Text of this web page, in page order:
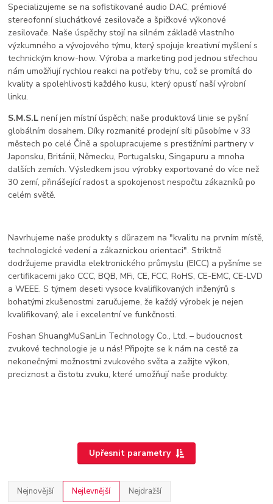
Specializujeme se na sofistikované audio DAC, prémiové
stereofonní sluchátkové zesilovače a špičkové výkonové
zesilovače. Naše úspěchy stojí na silném základě vlastního
výzkumného a vývojového týmu, který spojuje kreativní myšlení s
technickým know-how. Výroba a marketing pod jednou střechou
nám umožňují rychlou reakci na potřeby trhu, což se promítá do
kvality a spolehlivosti každého kusu, který opustí naší výrobní
linku.
S.M.S.L není jen místní úspěch; naše produktová linie se pyšní
globálním dosahem. Díky rozmanité prodejní síti působíme v 33
městech po celé Číně a spolupracujeme s prestižními partnery v
Japonsku, Británii, Německu, Portugalsku, Singapuru a mnoha
dalších zemích. Výsledkem jsou výrobky exportované do více než
30 zemí, přinášející radost a spokojenost nespočtu zákazníků po
celém světě.
Navrhujeme naše produkty s důrazem na "kvalitu na prvním místě,
technologické vedení a zákaznickou orientaci". Striktně
dodržujeme pravidla elektronického průmyslu (EICC) a pyšníme se
certifikacemi jako CCC, BQB, MFi, CE, FCC, RoHS, CE-EMC, CE-LVD
a WEEE. S týmem deseti vysoce kvalifikovaných inženýrů s
bohatými zkušenostmi zaručujeme, že každý výrobek je nejen
kvalifikovaný, ale i excelentní ve funkčnosti.
Foshan ShuangMuSanLin Technology Co., Ltd. – budoucnost
zvukové technologie je u nás! Připojte se k nám na cestě za
nekonečnými možnostmi zvukového světa a zažijte výkon,
preciznost a čistotu zvuku, které umožňují naše produkty.
Upřesnit parametry
Nejnovější Nejlevnější Nejdražší